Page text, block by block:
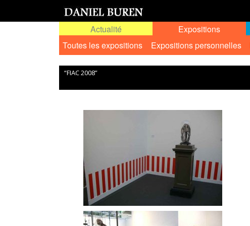
Actualité
Expositions
Toutes les expositions
Expositions personnelles
“FIAC 2008”